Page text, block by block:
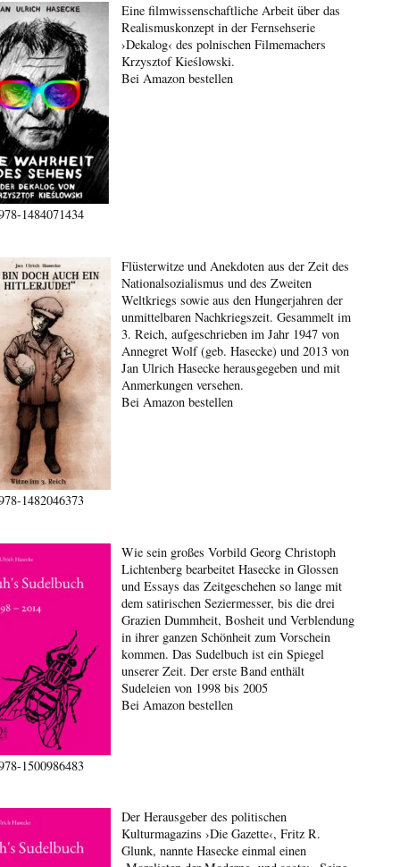
1484071434
Eine filmwissenschaftliche Arbeit über das
Realismuskonzept in der Fernsehserie
›Dekalog‹ des polnischen Filmemachers
Krzysztof Kieślowski.
Bei Amazon bestellen
1482046373
Flüsterwitze und Anekdoten aus der Zeit des
Nationalsozialismus und des Zweiten
Weltkriegs sowie aus den Hungerjahren der
unmittelbaren Nachkriegszeit. Gesammelt im
3. Reich, aufgeschrieben im Jahr 1947 von
Annegret Wolf (geb. Hasecke) und 2013 von
Jan Ulrich Hasecke herausgegeben und mit
Anmerkungen versehen.
Bei Amazon bestellen
1500986483
Wie sein großes Vorbild Georg Christoph
Lichtenberg bearbeitet Hasecke in Glossen
und Essays das Zeitgeschehen so lange mit
dem satirischen Seziermesser, bis die drei
Grazien Dummheit, Bosheit und Verblendung
in ihrer ganzen Schönheit zum Vorschein
kommen. Das Sudelbuch ist ein Spiegel
unserer Zeit. Der erste Band enthält
Sudeleien von 1998 bis 2005
Bei Amazon bestellen
Der Herausgeber des politischen
Kulturmagazins ›Die Gazette‹, Fritz R.
Glunk, nannte Hasecke einmal einen